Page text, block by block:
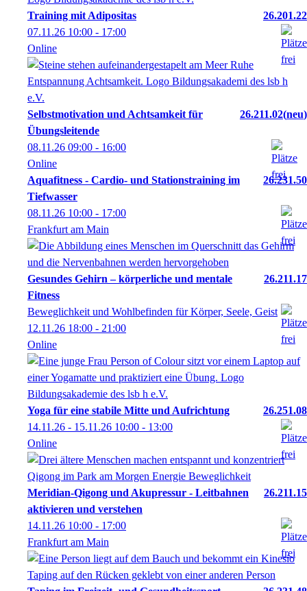
Training mit Adipositas
26.201.22
07.11.26 10:00 - 17:00
Online
Selbstmotivation und Achtsamkeit für
Übungsleitende
26.211.02 neu
08.11.26 09:00 - 16:00
Online
Aquafitness - Cardio- und Stationstraining im
Tiefwasser
26.231.50
08.11.26 10:00 - 17:00
Frankfurt am Main
Gesundes Gehirn – körperliche und mentale
Fitness
26.211.17
Beweglichkeit und Wohlbefinden für Körper, Seele, Geist
12.11.26 18:00 - 21:00
Online
Yoga für eine stabile Mitte und Aufrichtung
26.251.08
14.11.26 - 15.11.26 10:00 - 13:00
Online
Meridian-Qigong und Akupressur - Leitbahnen
aktivieren und verstehen
26.211.15
14.11.26 10:00 - 17:00
Frankfurt am Main